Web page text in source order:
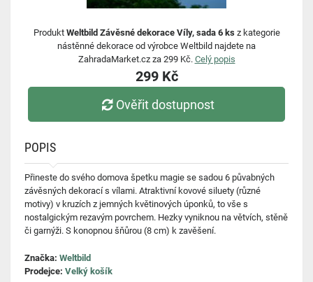
Produkt Weltbild Závěsné dekorace Víly, sada 6 ksz kategorie
nástěnné dekorace od výrobce Weltbild najdete na
ZahradaMarket.cz za 299 Kč. Celý popis
299 Kč
Ověřit dostupnost
POPIS
Přineste do svého domova špetku magie se sadou 6 půvabných
závěsných dekorací s vílami. Atraktivní kovové siluety (různé
motivy) v kruzích z jemných květinových úponků, to vše s
nostalgickým rezavým povrchem. Hezky vyniknou na větvích, stěně
či garnýži. S konopnou šňůrou (8 cm) k zavěšení.
Značka: Weltbild
Prodejce: Velký košík